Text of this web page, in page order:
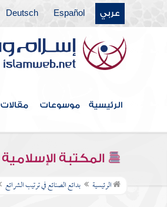
عربي Español
Deutsch
الرئيسية موسوعات مقالات
المكتبة الإسلامية
الرئيسية بدائع الصنائع في ترتيب الشرائع
كتاب اللقطة
كتاب الإباق
كتاب العارية